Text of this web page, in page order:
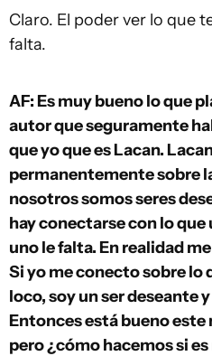
Claro. El poder ver lo que
falta.
AF: Es muy bueno lo que
autor que seguramente
que yo que es Lacan.
permanentemente sobre
nosotros somos seres
hay conectarse con lo
uno le falta. En realidad
Si yo me conecto sobre lo
loco, soy un ser deseante
Entonces está bueno este
pero ¿cómo hacemos si